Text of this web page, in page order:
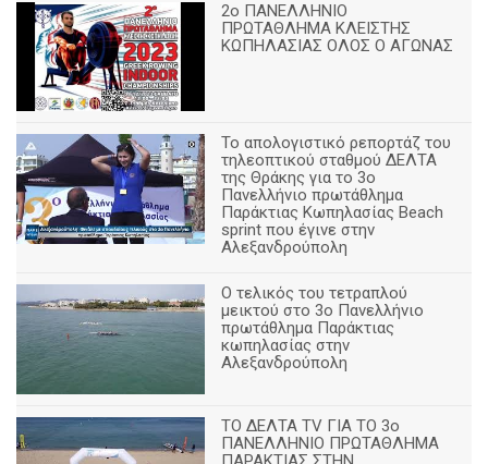
2ο ΠΑΝΕΛΛΗΝΙΟ
ΠΡΩΤΑΘΛΗΜΑ ΚΛΕΙΣΤΗΣ
ΚΩΠΗΛΑΣΙΑΣ ΟΛΟΣ Ο ΑΓΩΝΑΣ
Το απολογιστικό ρεπορτάζ του
τηλεοπτικού σταθμού ΔΕΛΤΑ
της Θράκης για το 3ο
Πανελλήνιο πρωτάθλημα
Παράκτιας Κωπηλασίας Beach
sprint που έγινε στην
Αλεξανδρούπολη
Ο τελικός του τετραπλού
μεικτού στο 3ο Πανελλήνιο
πρωτάθλημα Παράκτιας
κωπηλασίας στην
Αλεξανδρούπολη
ΤΟ ΔΕΛΤΑ ΤV ΓΙΑ ΤΟ 3ο
ΠΑΝΕΛΛΗΝΙΟ ΠΡΩΤΑΘΛΗΜΑ